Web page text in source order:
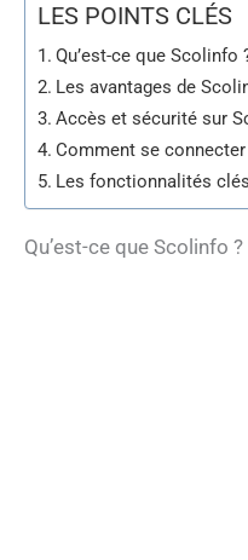
LES POINTS CLÉS
Qu’est-ce que Scolinfo
Les avantages de
Accès et sécurité sur
Comment se
Les fonctionnalités
Qu’est-ce que Scolinfo ?